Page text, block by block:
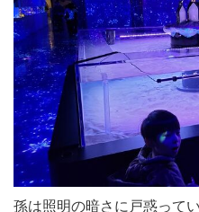
孫は照明の暗さに戸惑って